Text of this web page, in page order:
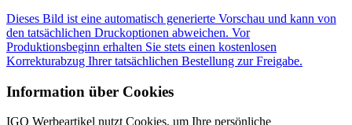
Dieses Bild ist eine automatisch generierte Vorschau und kann von
den tatsächlichen Druckoptionen abweichen. Vor
Produktionsbeginn erhalten Sie stets einen kostenlosen
Korrekturabzug Ihrer tatsächlichen Bestellung zur Freigabe.
Information über Cookies
IGO Werbeartikel nutzt Cookies, um Ihre persönliche